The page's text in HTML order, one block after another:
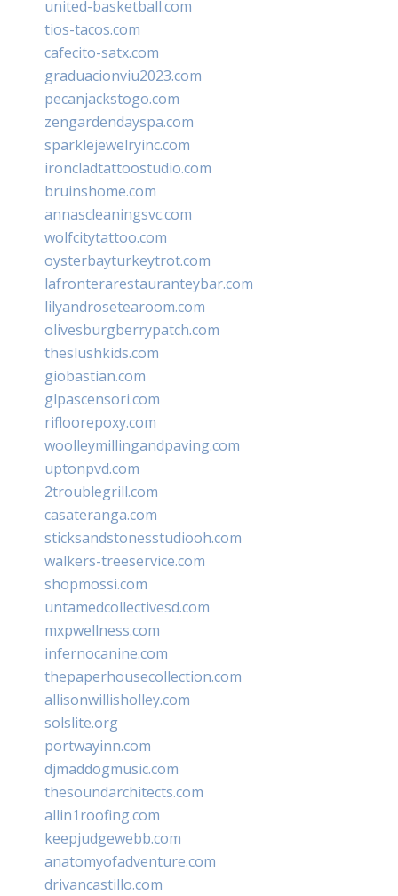
united-basketball.com
tios-tacos.com
cafecito-satx.com
graduacionviu2023.com
pecanjackstogo.com
zengardendayspa.com
sparklejewelryinc.com
ironcladtattoostudio.com
bruinshome.com
annascleaningsvc.com
wolfcitytattoo.com
oysterbayturkeytrot.com
lafronterarestauranteybar.com
lilyandrosetearoom.com
olivesburgberrypatch.com
theslushkids.com
giobastian.com
glpascensori.com
rifloorepoxy.com
woolleymillingandpaving.com
uptonpvd.com
2troublegrill.com
casateranga.com
sticksandstonesstudiooh.com
walkers-treeservice.com
shopmossi.com
untamedcollectivesd.com
mxpwellness.com
infernocanine.com
thepaperhousecollection.com
allisonwillisholley.com
solslite.org
portwayinn.com
djmaddogmusic.com
thesoundarchitects.com
allin1roofing.com
keepjudgewebb.com
anatomyofadventure.com
drivancastillo.com